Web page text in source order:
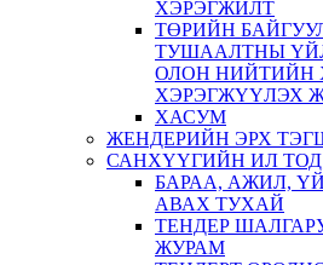
ХЭРЭГЖИЛТ
ТӨРИЙН
ТУШААЛТНЫ
ОЛОН НИЙТИЙН
ХЭРЭГЖҮҮЛЭХ
ХАСУМ
ЖЕНДЕРИЙН ЭРХ
САНХҮҮГИЙН ИЛ
БАРАА, АЖИЛ,
АВАХ ТУХАЙ
ТЕНДЕР
ЖУРАМ